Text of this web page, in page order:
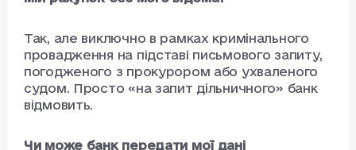
Так, але виключно в рамках кримінального
провадження на підставі письмового запиту,
погодженого з прокурором або ухваленого
судом. Просто «на запит дільничного» банк
відмовить.
Чи може банк передати мої дані